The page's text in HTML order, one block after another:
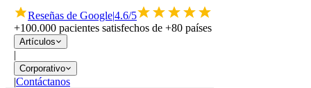
Reseñas de Google|4.6/5
+100.000 pacientes satisfechos de +80 países
Artículos
|
Corporativo
|Contáctanos